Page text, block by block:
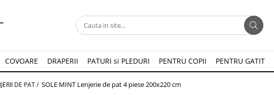
COVOARE DRAPERII PATURI si PLEDURI PENTRU COPII PENTRU GATIT
DE PAT / SOLE MINT Lenjerie de pat 4 piese 200x220 cm